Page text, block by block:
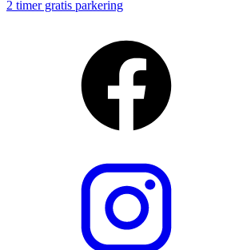
2 timer gratis parkering